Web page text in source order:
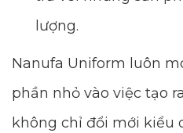
lượng.
Nanufa Uniform luôn
phần nhỏ vào việc tạo
không chỉ đổi mới kiểu